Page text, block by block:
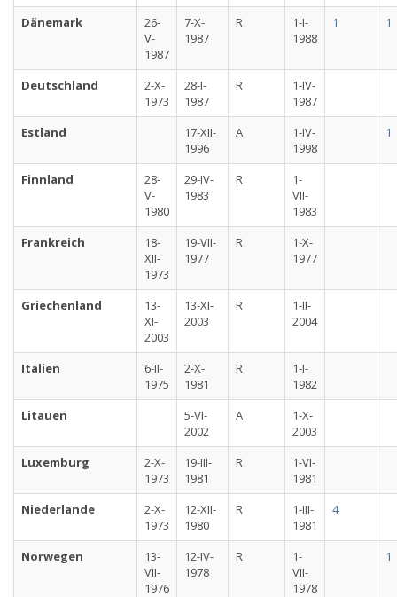
Dänemark
26-
V-
1987
7-X-
1987
R
1-I-
1988
1 1
Deutschland
2-X-
1973
28-I-
1987
R
1-IV-
1987
Estland
17-XII-
1996
A
1-IV-
1998
1
Finnland
28-
V-
1980
29-IV-
1983
R
1-
VII-
1983
Frankreich
18-
XII-
1973
19-VII-
1977
R
1-X-
1977
Griechenland
13-
XI-
2003
13-XI-
2003
R
1-II-
2004
Italien
6-II-
1975
2-X-
1981
R
1-I-
1982
Litauen
5-VI-
2002
A
1-X-
2003
Luxemburg
2-X-
1973
19-III-
1981
R
1-VI-
1981
Niederlande
2-X-
1973
12-XII-
1980
R
1-III-
1981
4
Norwegen
13-
VII-
1976
12-IV-
1978
R
1-
VII-
1978
1